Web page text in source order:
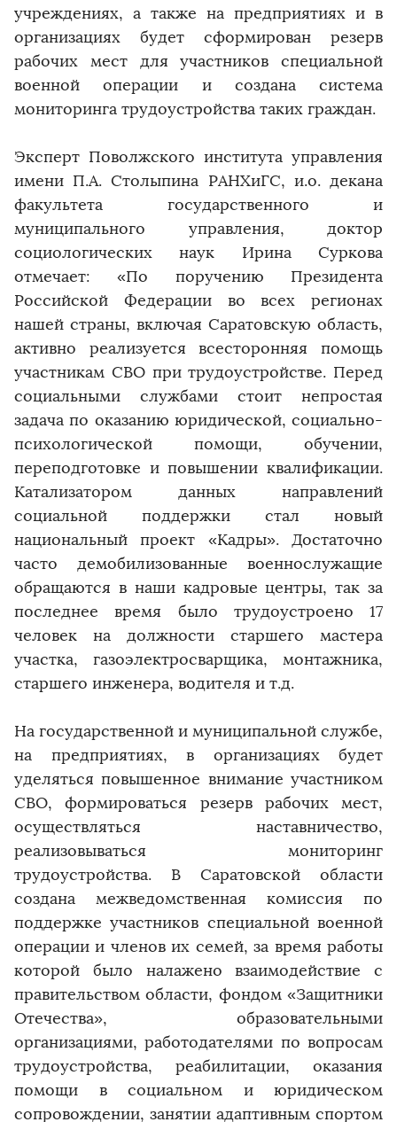
учреждениях, а также на предприятиях и в
организациях будет сформирован резерв
рабочих мест для участников специальной
военной операции и создана система
мониторинга трудоустройства таких граждан.
Эксперт Поволжского института управления
имени П.А. Столыпина РАНХиГС, и.о. декана
факультета государственного и
муниципального управления, доктор
социологических наук Ирина Суркова
отмечает: «По поручению Президента
Российской Федерации во всех регионах
нашей страны, включая Саратовскую область,
активно реализуется всесторонняя помощь
участникам СВО при трудоустройстве. Перед
социальными службами стоит непростая
задача по оказанию юридической, социально-
психологической помощи, обучении,
переподготовке и повышении квалификации.
Катализатором данных направлений
социальной поддержки стал новый
национальный проект «Кадры». Достаточно
часто демобилизованные военнослужащие
обращаются в наши кадровые центры, так за
последнее время было трудоустроено 17
человек на должности старшего мастера
участка, газоэлектросварщика, монтажника,
старшего инженера, водителя и т.д.
На государственной и муниципальной службе,
на предприятиях, в организациях будет
уделяться повышенное внимание участником
СВО, формироваться резерв рабочих мест,
осуществляться наставничество,
реализовываться мониторинг
трудоустройства. В Саратовской области
создана межведомственная комиссия по
поддержке участников специальной военной
операции и членов их семей, за время работы
которой было налажено взаимодействие с
правительством области, фондом «Защитники
Отечества», образовательными
организациями, работодателями по вопросам
трудоустройства, реабилитации, оказания
помощи в социальном и юридическом
сопровождении, занятии адаптивным спортом